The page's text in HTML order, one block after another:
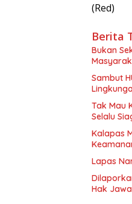
(Red)
Berita
Bukan
Sambut
Tak Mau
Selalu
Kalapas
Lapas
Hak